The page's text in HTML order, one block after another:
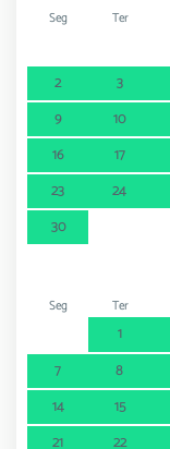
Seg Ter
2
3
9
10
16
17
23
24
30
Seg Ter
1
7
8
14
15
21
22